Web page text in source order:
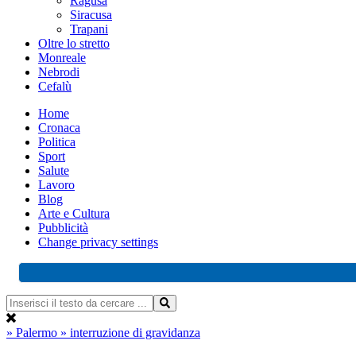
Siracusa
Trapani
Oltre lo stretto
Monreale
Nebrodi
Cefalù
Home
Cronaca
Politica
Sport
Salute
Lavoro
Blog
Arte e Cultura
Pubblicità
Change privacy settings
» Palermo » interruzione di gravidanza